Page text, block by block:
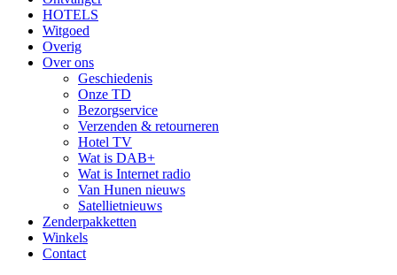
HOTELS
Witgoed
Overig
Over ons
Geschiedenis
Onze TD
Bezorgservice
Verzenden & retourneren
Hotel TV
Wat is DAB+
Wat is Internet radio
Van Hunen nieuws
Satellietnieuws
Zenderpakketten
Winkels
Contact